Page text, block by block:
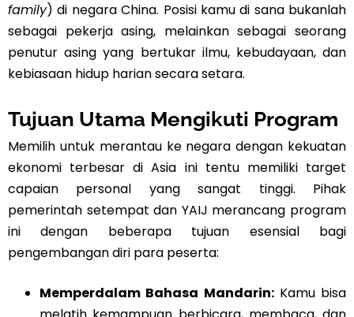
family) di negara China. Posisi kamu di sana bukanlah
sebagai pekerja asing, melainkan sebagai seorang
penutur asing yang bertukar ilmu, kebudayaan, dan
kebiasaan hidup harian secara setara.
Tujuan Utama Mengikuti Program
Memilih untuk merantau ke negara dengan kekuatan
ekonomi terbesar di Asia ini tentu memiliki target
capaian personal yang sangat tinggi. Pihak
pemerintah setempat dan YAIJ merancang program
ini dengan beberapa tujuan esensial bagi
pengembangan diri para peserta:
Memperdalam Bahasa Mandarin:Kamu bisa